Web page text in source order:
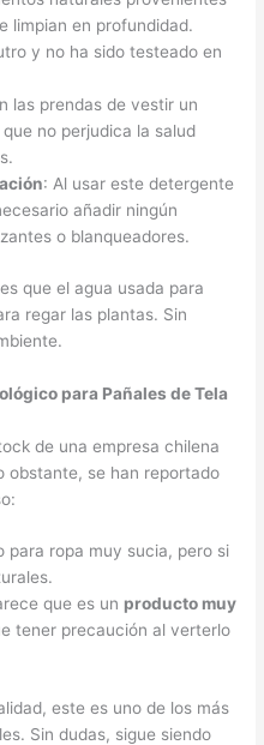
limpian en profundidad.
y no ha sido testeado en
las prendas de vestir un
no perjudica la salud
: Al usar este detergente
añadir ningún
o blanqueadores.
que el agua usada para
regar las plantas. Sin
para Pañales de Tela
de una empresa chilena
obstante, se han reportado
para ropa muy sucia, pero si
que es un producto muy
tener precaución al verterlo
este es uno de los más
Sin dudas, sigue siendo